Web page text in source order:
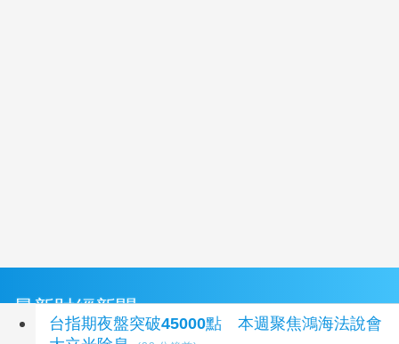
最新財經新聞
台指期夜盤突破45000點 本週聚焦鴻海法說會